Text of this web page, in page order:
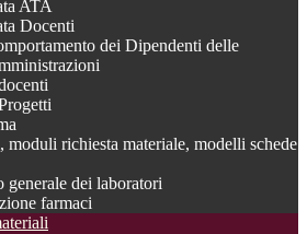
ATA
Docenti
dei Dipendenti delle
moduli richiesta materiale, modelli schede
generale dei laboratori
farmaci